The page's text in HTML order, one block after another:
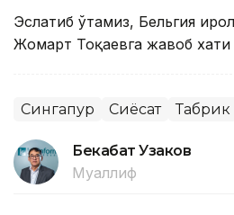
Эслатиб ўтамиз, Бельгия
Жомарт Тоқаевга жавоб хати
Сингапур Сиёсат Табрик
Бекабат Узаков
Муаллиф